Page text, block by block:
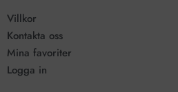
Villkor
Kontakta oss
Mina favoriter
Logga in